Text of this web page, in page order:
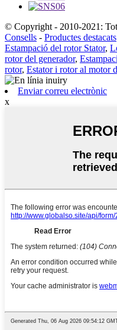
© Copyright - 2010-2021:
Consells - Productes destacats
Estampació del rotor Stator,
rotor del generador,
rotor, Estator i rotor al motor
Enviar correu electrònic
x